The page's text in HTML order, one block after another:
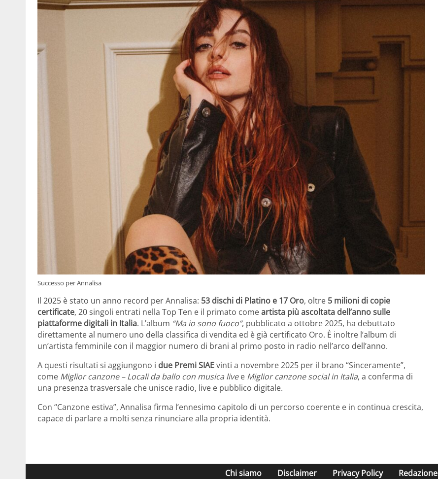
Successo per Annalisa
Il 2025 è stato un anno record per Annalisa: 53 dischi di Platino e 17 Oro, oltre 5 milioni di copie
certificate, 20 singoli entrati nella Top Ten e il primato comeartista più ascoltata dell’anno sulle
piattaforme digitali in Italia. L’album “Ma io sono fuoco”, pubblicato a ottobre 2025, ha debuttato
direttamente al numero uno della classifica di vendita ed è già certificato Oro. È inoltre l’album di
un’artista femminile con il maggior numero di brani al primo posto in radio nell’arco dell’anno.
A questi risultati si aggiungono i due Premi SIAEvinti a novembre 2025 per il brano “Sinceramente”,
come Miglior canzone – Locali da ballo con musica livee Miglior canzone social in Italia, a conferma di
una presenza trasversale che unisce radio, live e pubblico digitale.
Con “Canzone estiva”, Annalisa firma l’ennesimo capitolo di un percorso coerente e in continua crescita,
capace di parlare a molti senza rinunciare alla propria identità.
Chi siamo Disclaimer Privacy Policy Redazione